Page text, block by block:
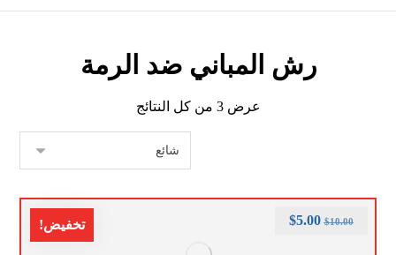
رش المباني ضد الرمة
عرض ⁦3⁩ من كل النتائج
تخفيض! $10.00
$5.00